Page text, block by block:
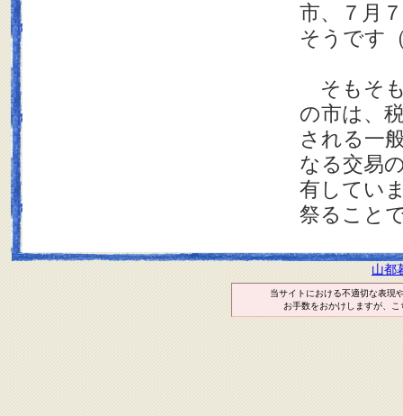
市、７月
そうです
そもそ
の市は、
される一
なる交易
有してい
祭ること
山都
当サイトにおける不適切な表現
お手数をおかけしますが、こ